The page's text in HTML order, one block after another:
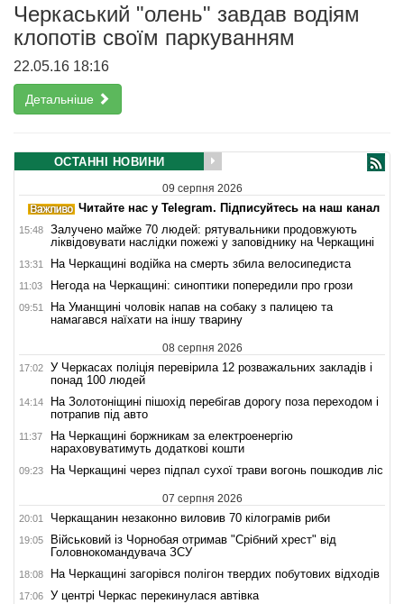
Черкаський "олень" завдав водіям
клопотів своїм паркуванням
22.05.16 18:16
Детальніше
ОСТАННІ НОВИНИ
09 серпня 2026
Читайте нас у Telegram. Підписуйтесь на наш канал
15:48
Залучено майже 70 людей: рятувальники продовжують
ліквідовувати наслідки пожежі у заповіднику на Черкащині
13:31 На Черкащині водійка на смерть збила велосипедиста
11:03 Негода на Черкащині: синоптики попередили про грози
09:51
На Уманщині чоловік напав на собаку з палицею та
намагався наїхати на іншу тварину
08 серпня 2026
17:02
У Черкасах поліція перевірила 12 розважальних закладів і
понад 100 людей
14:14
На Золотоніщині пішохід перебігав дорогу поза переходом і
потрапив під авто
11:37
На Черкащині боржникам за електроенергію
нараховуватимуть додаткові кошти
09:23 На Черкащині через підпал сухої трави вогонь пошкодив ліс
07 серпня 2026
20:01 Черкащанин незаконно виловив 70 кілограмів риби
19:05
Військовий із Чорнобая отримав "Срібний хрест" від
Головнокомандувача ЗСУ
18:08 На Черкащині загорівся полігон твердих побутових відходів
17:06 У центрі Черкас перекинулася автівка